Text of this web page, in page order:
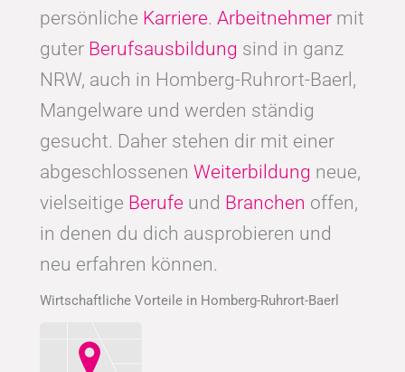
persönliche Karriere. Arbeitnehmer mit
guter Berufsausbildung sind in ganz
NRW, auch in Homberg-Ruhrort-Baerl,
Mangelware und werden ständig
gesucht. Daher stehen dir mit einer
abgeschlossenen Weiterbildung neue,
vielseitige Berufe und Branchen offen,
in denen du dich ausprobieren und
neu erfahren können.
Wirtschaftliche Vorteile in Homberg-Ruhrort-Baerl